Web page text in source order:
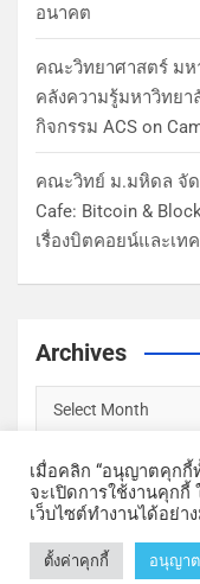
อนาคต
คณะวิทยาศาสตร์ ม
คลังความรู้มหาวิทยา
กิจกรรม ACS on
คณะวิทย์ ม.มหิดล จัด
Cafe: Bitcoin &
เรื่องบิตคอยน์และเท
Archives
Copyright © Faculty
เมื่อคลิก “อนุญาตคุกกี้
จะเปิดการใช้งานคุกกี้
เว็บไซต์ทำงานได้อย่
ตั้งค่าคุกกี้ อนุญา